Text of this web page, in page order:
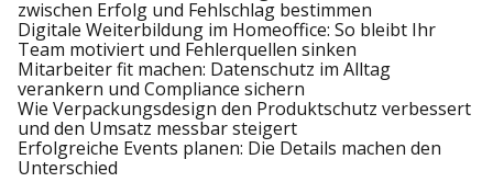
s
n
a
r
:
zwischen Erfolg und Fehlschlag bestimmen
Digitale Weiterbildung im Homeoffice: So bleibt Ihr
Team motiviert und Fehlerquellen sinken
Mitarbeiter fit machen: Datenschutz im Alltag
verankern und Compliance sichern
Wie Verpackungsdesign den Produktschutz verbessert
und den Umsatz messbar steigert
Erfolgreiche Events planen: Die Details machen den
Unterschied